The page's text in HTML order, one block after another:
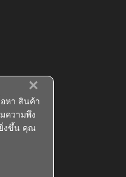
×
อหา สินค้า
ความพึง
งขึ้น คุณ